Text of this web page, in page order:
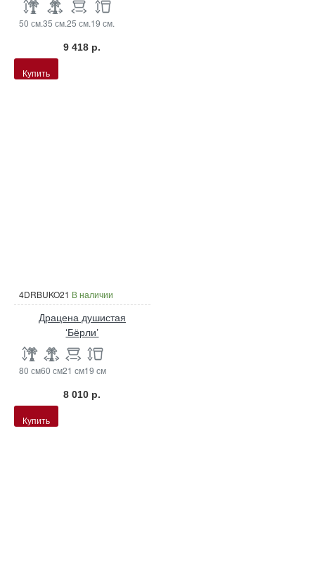
50 см.35 см.25 см.19 см.
9 418 р.
Купить
4DRBUKO21 В наличии
Драцена душистая
‘Бёрли’
80 см60 см21 см19 см
8 010 р.
Купить